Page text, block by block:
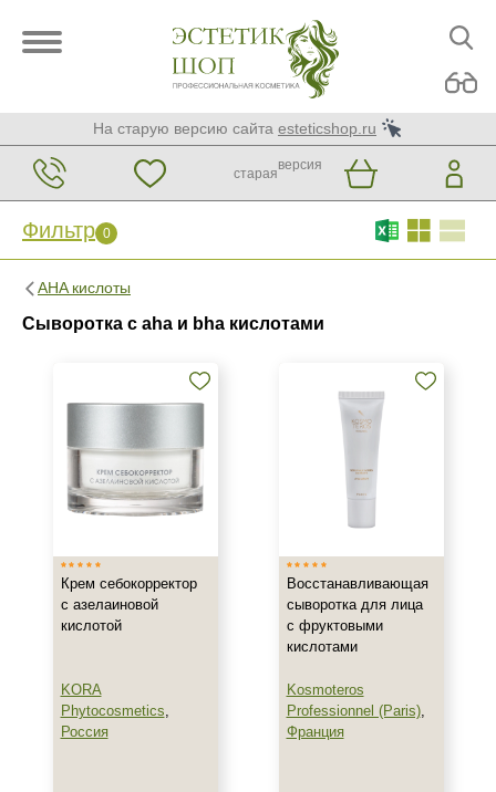
На старую версию сайта esteticshop.ru
старая
версия
Фильтр 0
AHA кислоты
Сыворотка с aha и bha кислотами
Фильтр 0
KORA Phytocosmetics
Страна
Россия
Франция
Тип товара
Крем
Сыворотка
Крем себокорректор
с азелаиновой
кислотой
KORA
Phytocosmetics,
Россия
Восстанавливающая
сыворотка для лица
с фруктовыми
кислотами
Kosmoteros
Professionnel (Paris),
Франция